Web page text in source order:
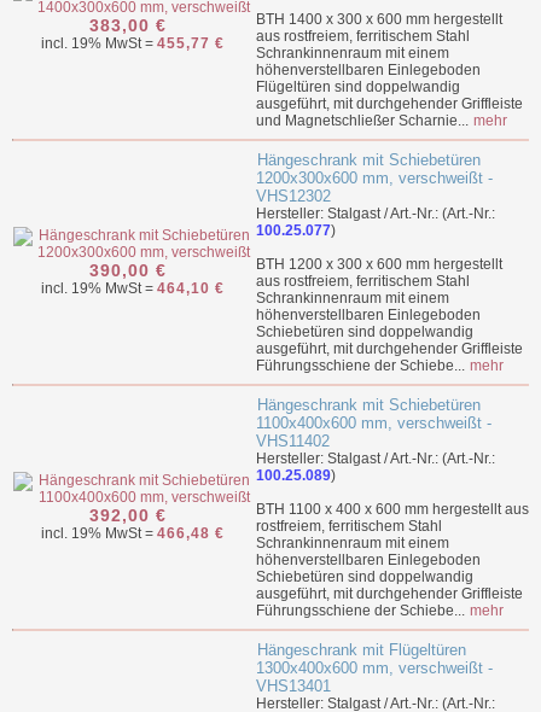
383,00 €
incl. 19% MwSt = 455,77 €
BTH 1400 x 300 x 600 mm hergestellt
aus rostfreiem, ferritischem Stahl
Schrankinnenraum mit einem
höhenverstellbaren Einlegeboden
Flügeltüren sind doppelwandig
ausgeführt, mit durchgehender Griffleiste
und Magnetschließer Scharnie... mehr
390,00 €
incl. 19% MwSt = 464,10 €
Hängeschrank mit Schiebetüren
1200x300x600 mm, verschweißt -
VHS12302
Hersteller: Stalgast / Art.-Nr.: (Art.-Nr.:
100.25.077)
BTH 1200 x 300 x 600 mm hergestellt
aus rostfreiem, ferritischem Stahl
Schrankinnenraum mit einem
höhenverstellbaren Einlegeboden
Schiebetüren sind doppelwandig
ausgeführt, mit durchgehender Griffleiste
Führungsschiene der Schiebe... mehr
392,00 €
incl. 19% MwSt = 466,48 €
Hängeschrank mit Schiebetüren
1100x400x600 mm, verschweißt -
VHS11402
Hersteller: Stalgast / Art.-Nr.: (Art.-Nr.:
100.25.089)
BTH 1100 x 400 x 600 mm hergestellt aus
rostfreiem, ferritischem Stahl
Schrankinnenraum mit einem
höhenverstellbaren Einlegeboden
Schiebetüren sind doppelwandig
ausgeführt, mit durchgehender Griffleiste
Führungsschiene der Schiebe... mehr
Hängeschrank mit Flügeltüren
1300x400x600 mm, verschweißt -
VHS13401
Hersteller: Stalgast / Art.-Nr.: (Art.-Nr.: